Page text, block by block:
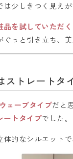
少しきつく見えが
品を試していただ
ぐっと引き立ち、
ストレートタ
ウェーブタイプだと
ートタイプでした。
的なシルエットで